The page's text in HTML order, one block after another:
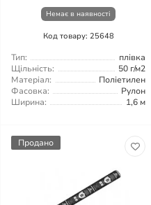
Немає в наявності
Код товару: 25648
Тип:
плівка
Щільність:
50 г/м2
Матеріал:
Поліетилен
Фасовка:
Рулон
Ширина:
1,6 м
Продано